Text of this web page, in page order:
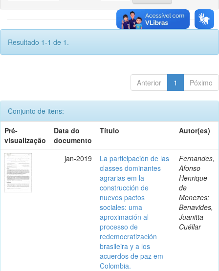
Resultado 1-1 de 1.
Anterior 1 Póximo
Conjunto de itens:
Pré-
visualização
Data do
documento
Título Autor(es)
jan-2019
La participación de las
classes dominantes
agrarias em la
construcción de
nuevos pactos
sociales: uma
aproximación al
processo de
redemocratización
brasileira y a los
acuerdos de paz em
Colombia.
Fernandes,
Afonso
Henrique
de
Menezes;
Benavides,
Juanitta
Cuéllar